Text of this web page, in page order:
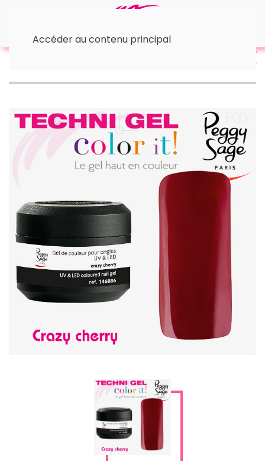
Accéder au contenu principal